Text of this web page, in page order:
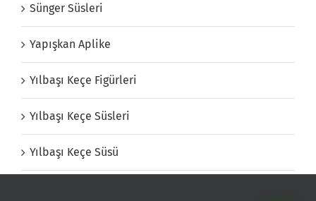
Sünger Süsleri
Yapışkan Aplike
Yılbaşı Keçe Figürleri
Yılbaşı Keçe Süsleri
Yılbaşı Keçe Süsü